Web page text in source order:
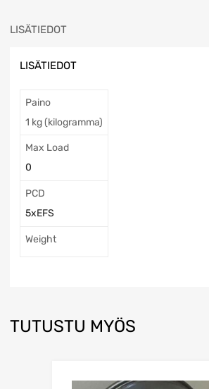
LISÄTIEDOT
LISÄTIEDOT
Paino
1 kg (kilogramma)
Max Load
0
PCD
5xEFS
Weight
TUTUSTU MYÖS